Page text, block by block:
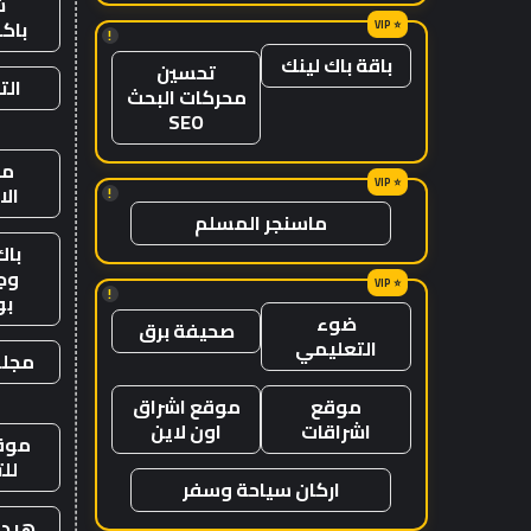
!
باقة باك لينك تحسين
محركات البحث
SEO
!
ماسنجر المسلم
!
ضوء
التعليمي صحيفة برق
موقع
اشراقات
موقع اشراق
اون لاين
اركان سياحة وسفر